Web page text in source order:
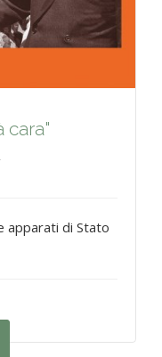
cara"
apparati di Stato